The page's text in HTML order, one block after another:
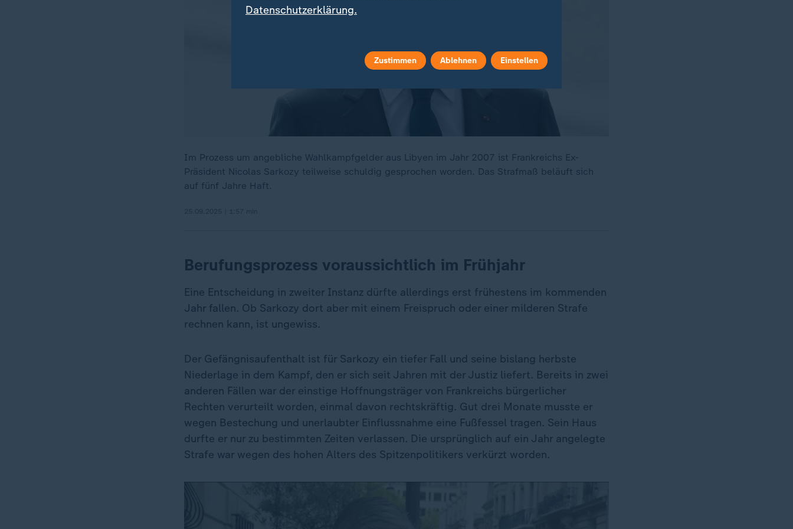
Im Prozess um angebliche Wahlkampfgelder aus Libyen im Jahr 2007 ist Frankreichs Ex-
Präsident Nicolas Sarkozy teilweise schuldig gesprochen worden. Das Strafmaß beläuft sich
auf fünf Jahre Haft.
Berufungsprozess voraussichtlich im Frühjahr
Eine Entscheidung in zweiter Instanz dürfte allerdings erst frühestens im kommenden
Jahr fallen. Ob Sarkozy dort aber mit einem Freispruch oder einer milderen Strafe
rechnen kann, ist ungewiss.
Der Gefängnisaufenthalt ist für Sarkozy ein tiefer Fall und seine bislang herbste
Niederlage in dem Kampf, den er sich seit Jahren mit der Justiz liefert. Bereits in zwei
anderen Fällen war der einstige Hoffnungsträger von Frankreichs bürgerlicher
Rechten verurteilt worden, einmal davon rechtskräftig. Gut drei Monate musste er
wegen Bestechung und unerlaubter Einflussnahme eine Fußfessel tragen. Sein Haus
durfte er nur zu bestimmten Zeiten verlassen. Die ursprünglich auf ein Jahr angelegte
Strafe war wegen des hohen Alters des Spitzenpolitikers verkürzt worden.
Datenschutzerklärung.
Zustimmen Ablehnen Einstellen